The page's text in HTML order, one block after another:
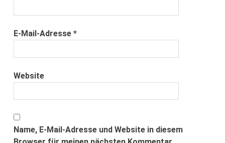
E-Mail-Adresse*
Website
Name, E-Mail-Adresse und Website in diesem